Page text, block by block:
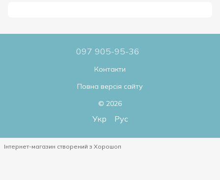
097 905-95-36
Контакти
Повна версія сайту
© 2026
Укр Рус
Інтернет-магазин створений з Хорошоп